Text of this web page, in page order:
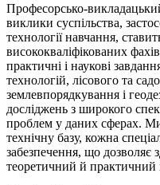
Професорсько-
виклики суспільства,
технології навчання,
висококваліфікованих
практичні і наукові
технологій, лісового та
землевпорядкування і
досліджень з широкого
проблем у даних сферах.
технічну базу, кожна
забезпечення, що дозволяє
теоретичний й практичний